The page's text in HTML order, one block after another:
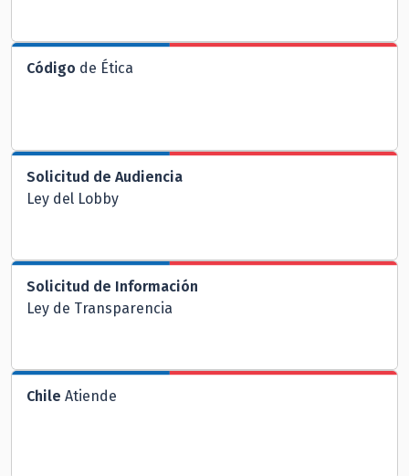
Código de Ética
Solicitud de Audiencia
Ley del Lobby
Solicitud de Información
Ley de Transparencia
Chile Atiende